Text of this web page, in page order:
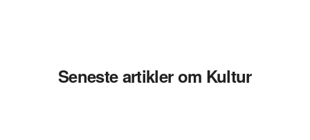
Seneste artikler om Kultur